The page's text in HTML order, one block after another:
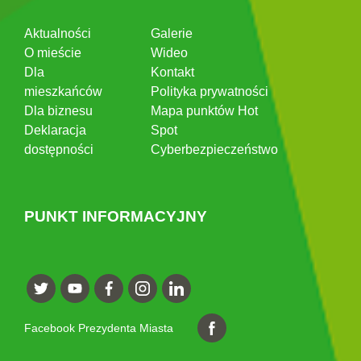
Aktualności
O mieście
Dla
mieszkańców
Dla biznesu
Deklaracja
dostępności
Galerie
Wideo
Kontakt
Polityka prywatności
Mapa punktów Hot
Spot
Cyberbezpieczeństwo
PUNKT INFORMACYJNY
Facebook Prezydenta Miasta